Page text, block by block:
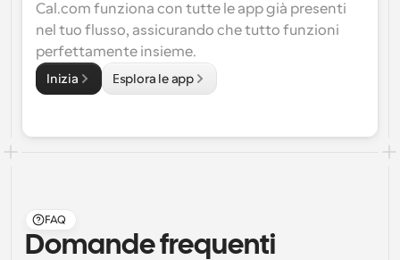
Cal.com funziona con tutte le app già presenti
nel tuo flusso, assicurando che tutto funzioni
perfettamente insieme.
Inizia Esplora le app
FAQ
Domande frequenti